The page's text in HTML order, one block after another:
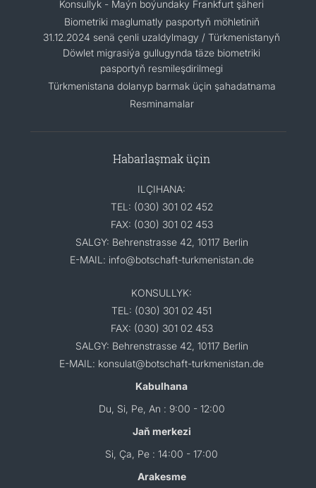
Konsullyk - Maýn boýundaky Frankfurt şäheri
Biometriki maglumatly pasportyň möhletiniň
31.12.2024 senä çenli uzaldylmagy / Türkmenistanyň
Döwlet migrasiýa gullugynda täze biometriki
pasportyň resmileşdirilmegi
Türkmenistana dolanyp barmak üçin şahadatnama
Resminamalar
Habarlaşmak üçin
ILÇIHANA:
TEL: (030) 301 02 452
FAX: (030) 301 02 453
SALGY: Behrenstrasse 42, 10117 Berlin
E-MAIL: info@botschaft-turkmenistan.de
KONSULLYK:
TEL: (030) 301 02 451
FAX: (030) 301 02 453
SALGY: Behrenstrasse 42, 10117 Berlin
E-MAIL: konsulat@botschaft-turkmenistan.de
Kabulhana
Du, Si, Pe, An : 9:00 - 12:00
Jaň merkezi
Si, Ça, Pe : 14:00 - 17:00
Arakesme